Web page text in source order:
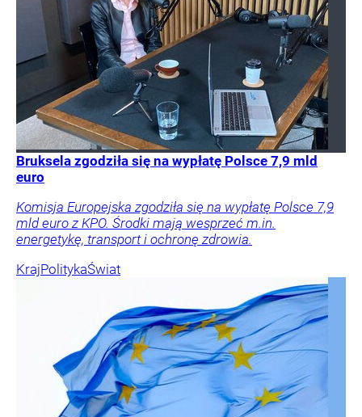
Bruksela zgodziła się na wypłatę Polsce 7,9 mld
euro
Komisja Europejska zgodziła się na wypłatę Polsce 7,9
mld euro z KPO. Środki mają wesprzeć m.in.
energetykę, transport i ochronę zdrowia.
KrajPolitykaŚwiat